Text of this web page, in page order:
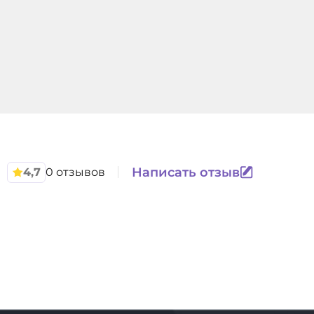
4,7 0 отзывов Написать отзыв